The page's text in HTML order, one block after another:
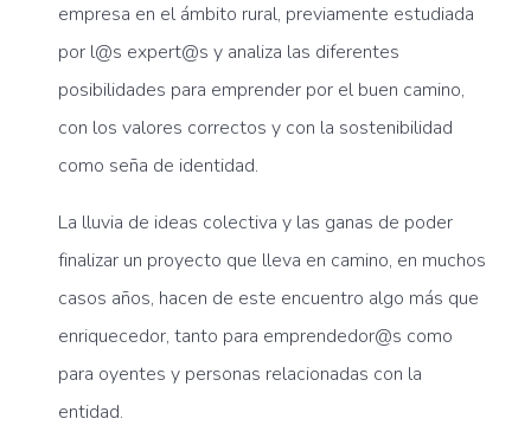
empresa en el ámbito rural, previamente estudiada
por l@s expert@s y analiza las diferentes
posibilidades para emprender por el buen camino,
con los valores correctos y con la sostenibilidad
como seña de identidad.
La lluvia de ideas colectiva y las ganas de poder
finalizar un proyecto que lleva en camino, en muchos
casos años, hacen de este encuentro algo más que
enriquecedor, tanto para emprendedor@s como
para oyentes y personas relacionadas con la
entidad.